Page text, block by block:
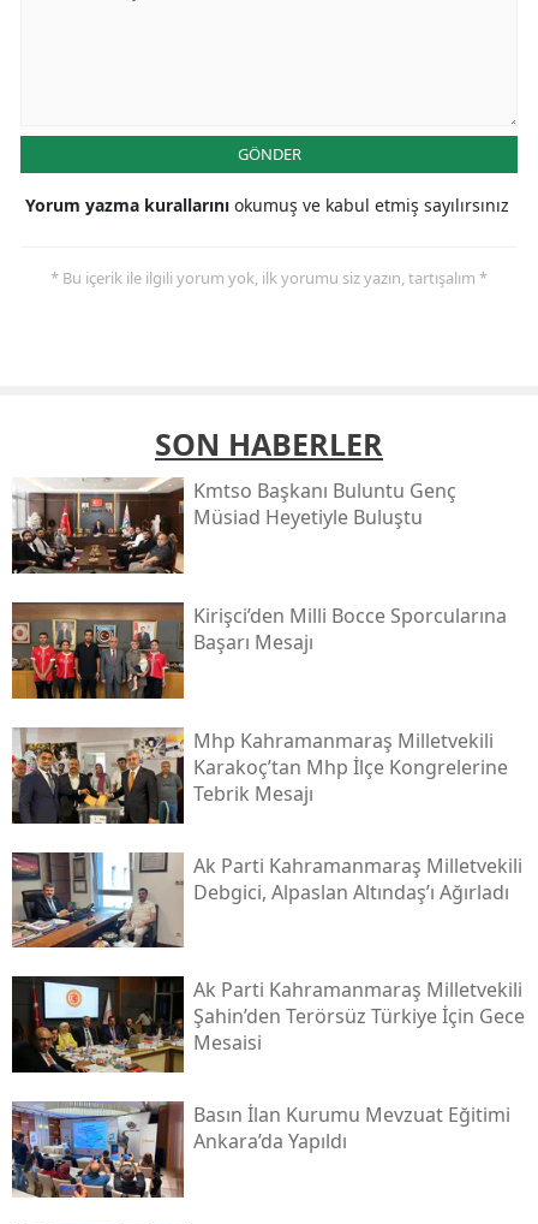
GÖNDER
Yorum yazma kurallarını okumuş ve kabul etmiş sayılırsınız
* Bu içerik ile ilgili yorum yok, ilk yorumu siz yazın, tartışalım *
SON HABERLER
Kmtso Başkanı Buluntu Genç
Müsi̇ad Heyetiyle Buluştu
Kirişci’den Milli Bocce Sporcularına
Başarı Mesajı
Mhp Kahramanmaraş Milletvekili
Karakoç’tan Mhp İlçe Kongrelerine
Tebrik Mesajı
Ak Parti Kahramanmaraş Milletvekili
Debgici, Alpaslan Altındaş’ı Ağırladı
Ak Parti Kahramanmaraş Milletvekili
Şahin’den Terörsüz Türkiye İçin Gece
Mesaisi
Basın İlan Kurumu Mevzuat Eğitimi
Ankara’da Yapıldı